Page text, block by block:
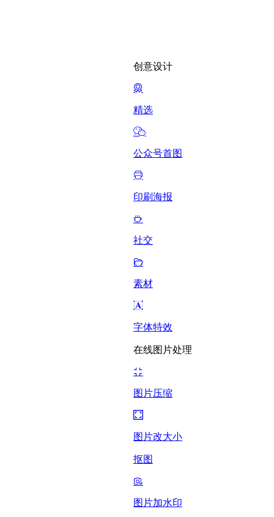
创意设计
精选
公众号首图
印刷海报
社交
素材
字体特效
在线图片处理
图片压缩
图片改大小
抠图
图片加水印